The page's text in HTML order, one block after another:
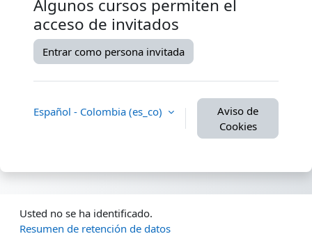
Algunos cursos permiten el
acceso de invitados
Entrar como persona invitada
Español - Colombia ‎(es_co)‎
Aviso de
Cookies
Usted no se ha identificado.
Resumen de retención de datos